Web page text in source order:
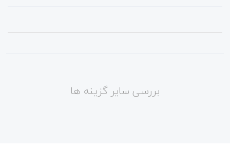
بررسی سایر گزینه ها